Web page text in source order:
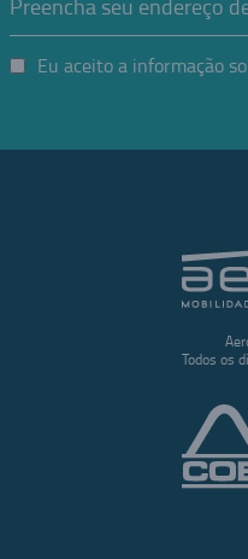
Eu aceito a informação
Todos os